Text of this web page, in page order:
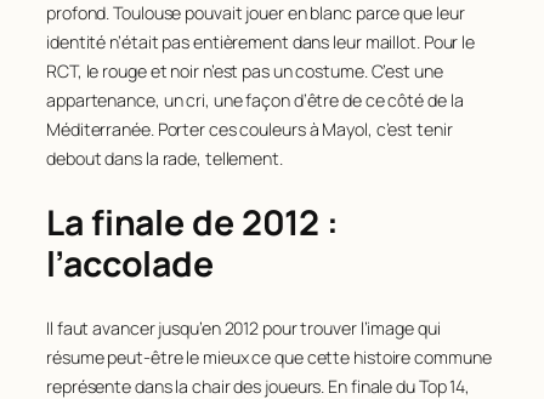
profond. Toulouse pouvait jouer en blanc parce que leur
identité n’était pas entièrement dans leur maillot. Pour le
RCT, le rouge et noir n’est pas un costume. C’est une
appartenance, un cri, une façon d’être de ce côté de la
Méditerranée. Porter ces couleurs à Mayol, c’est tenir
debout dans la rade, tellement.
La finale de 2012 :
l’accolade
Il faut avancer jusqu’en 2012 pour trouver l’image qui
résume peut-être le mieux ce que cette histoire commune
représente dans la chair des joueurs. En finale du Top 14,